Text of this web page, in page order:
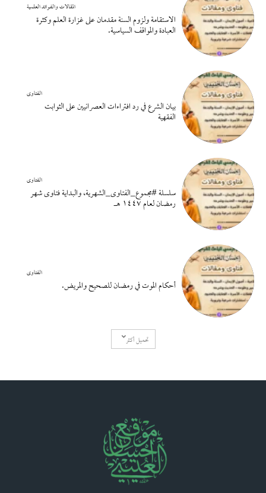
المقالات والفوائد العلمية
الاستقامة ولزوم السنة مقدمان على غزارة العلم وكثرة
العبادة والمواقف السياسية.
الفتاوى
بيان الشرع في رد افتراءات العصرانيين على الثوابت
الفقهية
الفتاوى
سلسلة #مجموع_الفتاوى_الشهرية، والبداية فتاوى شهر
رمضان لعام ١٤٤٧ هـ
الفتاوى
أحكام الموت في رمضان للصحيح والمريض.
تحميل أكثر